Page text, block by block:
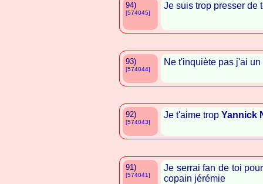
94)
[574045]
Je suis trop presser de
93)
[574044]
Ne t'inquiète pas j'ai
92)
[574043]
Je t'aime trop Yannick
91)
[574041]
Je serrai fan de toi
copain jérémie